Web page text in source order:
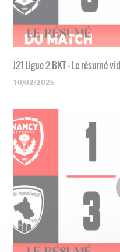
J21 Ligue 2 BKT - Le résumé
10/02/2026